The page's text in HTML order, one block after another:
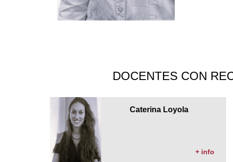
DOCENTES CON
Caterina Loyola
+ info